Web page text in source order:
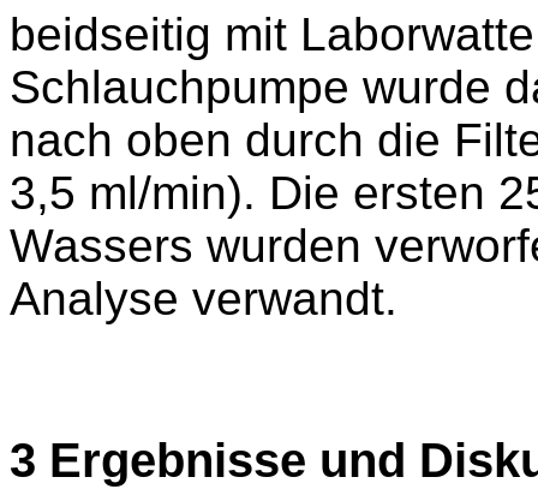
beidseitig mit
Schlauchpumpe wurde
nach oben durch die
3,5 ml/min). Die ersten
Wassers wurden
Analyse verwandt.
3 Ergebnisse und